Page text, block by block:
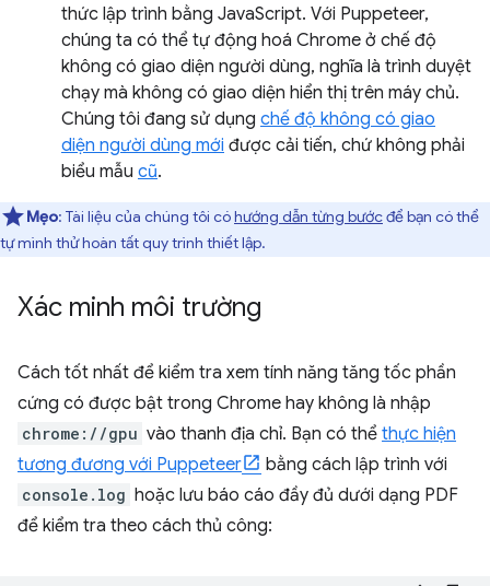
thức lập trình bằng JavaScript. Với Puppeteer,
chúng ta có thể tự động hoá Chrome ở chế độ
không có giao diện người dùng, nghĩa là trình duyệt
chạy mà không có giao diện hiển thị trên máy chủ.
Chúng tôi đang sử dụng chế độ không có giao
diện người dùng mới được cải tiến, chứ không phải
biểu mẫu cũ.
Mẹo: Tài liệu của chúng tôi cóhướng dẫn từng bướcđể bạn có thể
tự mình thử hoàn tất quy trình thiết lập.
Xác minh môi trường
Cách tốt nhất để kiểm tra xem tính năng tăng tốc phần
cứng có được bật trong Chrome hay không là nhập
chrome://gpu vào thanh địa chỉ. Bạn có thể thực hiện
tương đương với Puppeteer
bằng cách lập trình với
console.log hoặc lưu báo cáo đầy đủ dưới dạng PDF
để kiểm tra theo cách thủ công: